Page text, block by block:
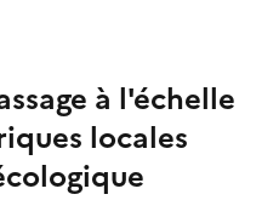
à l'échelle
locales